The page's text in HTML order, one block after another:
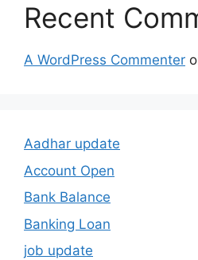
Recent
A WordPress Commenter
Aadhar update
Account Open
Bank Balance
Banking Loan
job update